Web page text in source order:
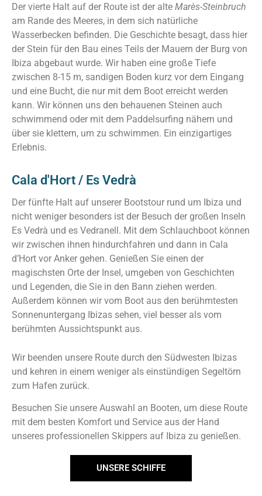
Der vierte Halt auf der Route ist der alte Marès-Steinbruch
am Rande des Meeres, in dem sich natürliche
Wasserbecken befinden. Die Geschichte besagt, dass hier
der Stein für den Bau eines Teils der Mauern der Burg von
Ibiza abgebaut wurde. Wir haben eine große Tiefe
zwischen 8-15 m, sandigen Boden kurz vor dem Eingang
und eine Bucht, die nur mit dem Boot erreicht werden
kann. Wir können uns den behauenen Steinen auch
schwimmend oder mit dem Paddelsurfing nähern und
über sie klettern, um zu schwimmen. Ein einzigartiges
Erlebnis.
Cala d'Hort / Es Vedrà
Der fünfte Halt auf unserer Bootstour rund um Ibiza und
nicht weniger besonders ist der Besuch der großen Inseln
Es Vedrà und es Vedranell. Mit dem Schlauchboot können
wir zwischen ihnen hindurchfahren und dann in Cala
d’Hort vor Anker gehen. Genießen Sie einen der
magischsten Orte der Insel, umgeben von Geschichten
und Legenden, die Sie in den Bann ziehen werden.
Außerdem können wir vom Boot aus den berühmtesten
Sonnenuntergang Ibizas sehen, viel besser als vom
berühmten Aussichtspunkt aus.
Wir beenden unsere Route durch den Südwesten Ibizas
und kehren in einem weniger als einstündigen Segeltörn
zum Hafen zurück.
Besuchen Sie unsere Auswahl an Booten, um diese Route
mit dem besten Komfort und Service aus der Hand
unseres professionellen Skippers auf Ibiza zu genießen.
UNSERE SCHIFFE